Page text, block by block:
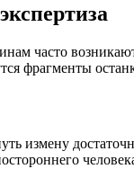
часто
фрагменты
измену